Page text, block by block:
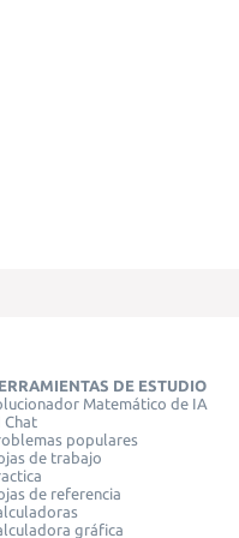
DE ESTUDIO
Matemático de IA
Chat
populares
de trabajo
de referencia
gráfica